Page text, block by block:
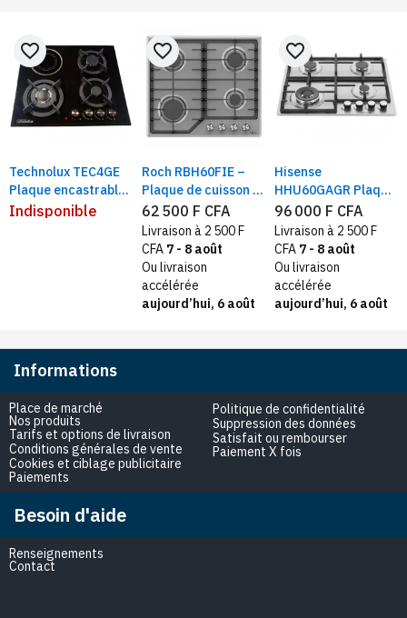
Technolux TEC4GE
Plaque encastrable
3Feux à Gaz et
favorite_border
Indisponible
Roch RBH60FIE –
Plaque de cuisson à
gaz encastrable 4
feux – 60 x 60 cm
favorite_border
62 500 F CFA
Livraison à 2 500 F
CFA 7 - 8 août
Ou livraison
accélérée
aujourd’hui, 6 août
Hisense
HHU60GAGR Plaque
encastrable | 4Feux
à Gaz 60X60 Inox
favorite_border
96 000 F CFA
Livraison à 2 500 F
CFA 7 - 8 août
Ou livraison
accélérée
aujourd’hui, 6 août
Informations
Place de marché
Nos produits
Tarifs et options de livraison
Conditions générales de vente
Cookies et ciblage publicitaire
Paiements
Politique de confidentialité
Suppression des données
Satisfait ou rembourser
Paiement X fois
Besoin d'aide
Renseignements
Contact